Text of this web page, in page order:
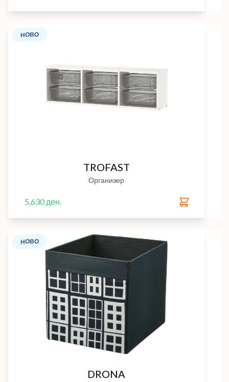
НОВО
TROFAST
Организер
5,630 ден.
НОВО
DRONA